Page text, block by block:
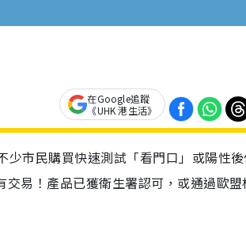
在Google追蹤
《UHK 港生活》
市民購買快速測試「看門口」或陽性
易！產品已獲衛生署認可，或通過歐盟